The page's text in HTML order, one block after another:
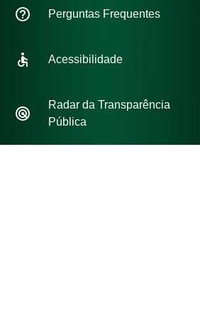
Perguntas Frequentes
Acessibilidade
Radar da Transparência
Pública